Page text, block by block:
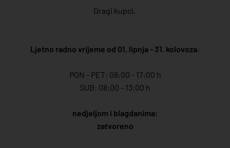
Dragi kupci,
Ljetno radno vrijeme od 01. lipnja - 31. kolovoza:
PON - PET: 08:00 - 17:00 h
SUB: 08:00 - 13:00 h
nedjeljom i blagdanima:
zatvoreno